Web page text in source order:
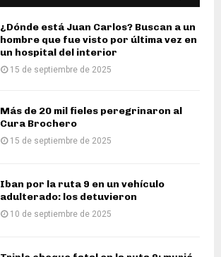
¿Dónde está Juan Carlos? Buscan a un
hombre que fue visto por última vez en
un hospital del interior
15 de septiembre de 2025
Más de 20 mil fieles peregrinaron al
Cura Brochero
15 de septiembre de 2025
Iban por la ruta 9 en un vehículo
adulterado: los detuvieron
10 de septiembre de 2025